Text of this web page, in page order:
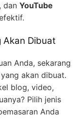
, dan YouTube
Akan Dibuat
Anda, sekarang
akan dibuat.
blog, video,
Pilih jenis
Anda